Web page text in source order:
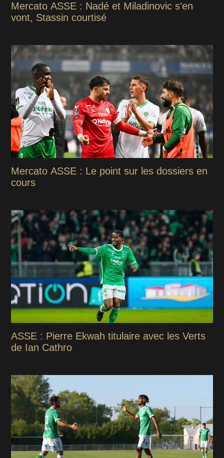
Mercato ASSE : Nadé et Miladinovic s'en
vont, Stassin courtisé
Mercato ASSE : Le point sur les dossiers en
cours
ASSE : Pierre Ekwah titulaire avec les Verts
de Ian Cathro